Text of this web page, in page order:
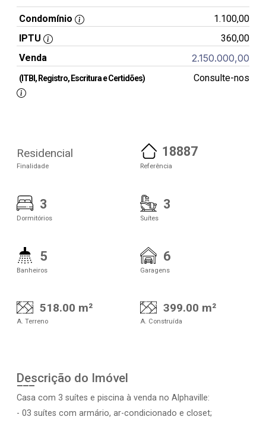
Condomínio
1.100,00
IPTU
360,00
Venda
2.150.000,00
(ITBI, Registro, Escritura e Certidões) Consulte-nos
Residencial
Finalidade
18887
Referência
3
Dormitórios
3
Suítes
5
Banheiros
6
Garagens
518.00 m²
A. Terreno
399.00 m²
A. Construída
Descrição do Imóvel
Casa com 3 suítes e piscina à venda no Alphaville:
- 03 suítes com armário, ar-condicionado e closet;